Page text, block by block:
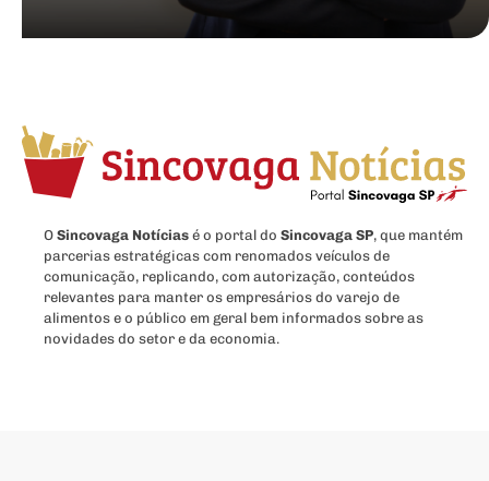
O Sincovaga Notícias é o portal do Sincovaga SP, que mantém
parcerias estratégicas com renomados veículos de
comunicação, replicando, com autorização, conteúdos
relevantes para manter os empresários do varejo de
alimentos e o público em geral bem informados sobre as
novidades do setor e da economia.